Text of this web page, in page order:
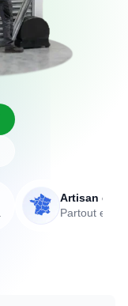
Artisan de
Partout en